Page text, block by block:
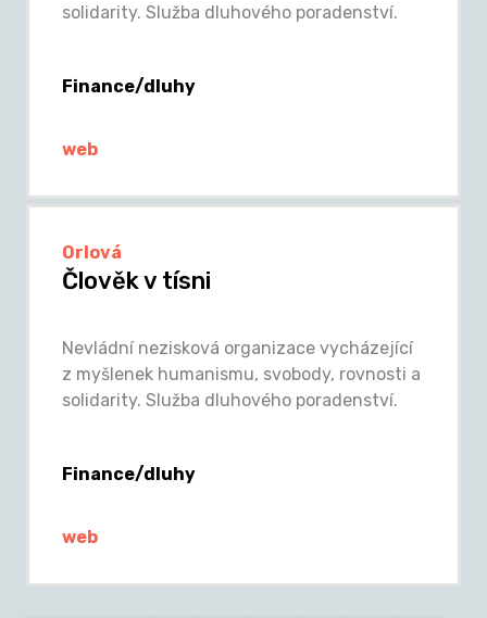
solidarity. Služba dluhového poradenství.
Finance/dluhy
web
Orlová
Člověk v tísni
Nevládní nezisková organizace vycházející
z myšlenek humanismu, svobody, rovnosti a
solidarity. Služba dluhového poradenství.
Finance/dluhy
web